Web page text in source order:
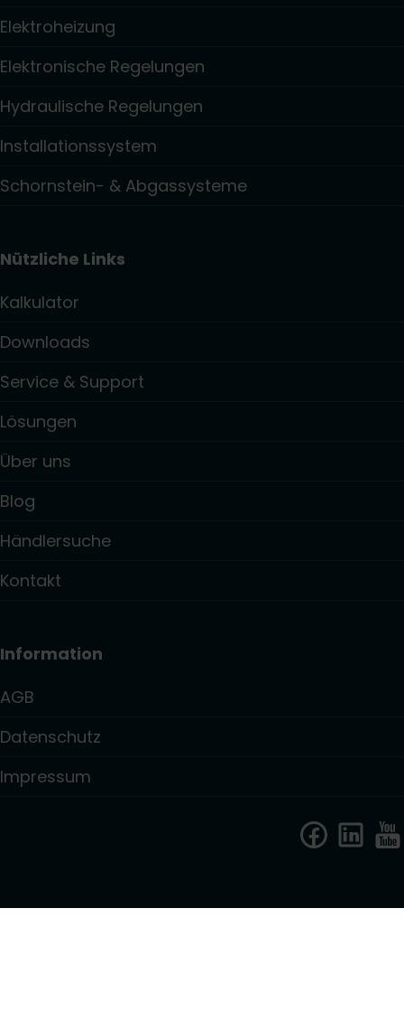
Elektroheizung
Elektronische Regelungen
Hydraulische Regelungen
Installationssystem
Schornstein- & Abgassysteme
Nützliche Links
Kalkulator
Downloads
Service & Support
Lösungen
Über uns
Blog
Händlersuche
Kontakt
Information
AGB
Datenschutz
Impressum